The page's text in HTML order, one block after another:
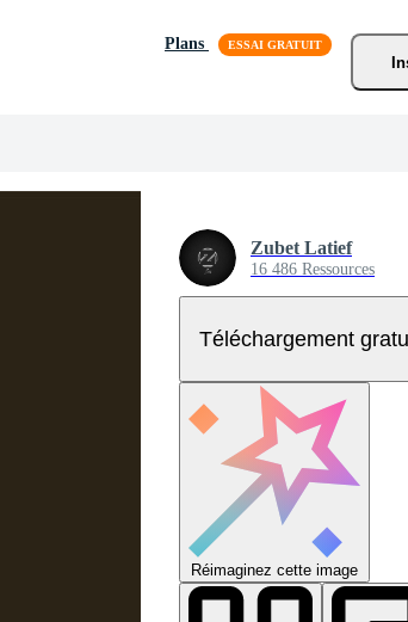
Plans
Zubet Latief
16 486 Ressources
Téléchargement
Réimaginez cette image